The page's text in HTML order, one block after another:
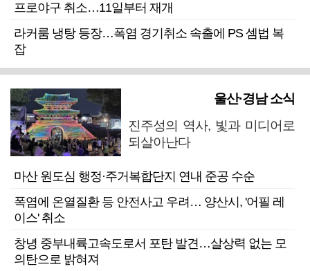
프로야구 취소…11일부터 재개
라커룸 냉탕 등장…폭염 경기취소 속출에 PS 셈법 복
잡
울산·경남 소식
진주성의 역사, 빛과 미디어로
되살아난다
마산 원도심 행정·주거복합단지 연내 준공 수순
폭염에 온열질환 등 안전사고 우려… 양산시, '어필 레
이스' 취소
창녕 중부내륙고속도로서 포탄 발견…살상력 없는 모
의탄으로 밝혀져